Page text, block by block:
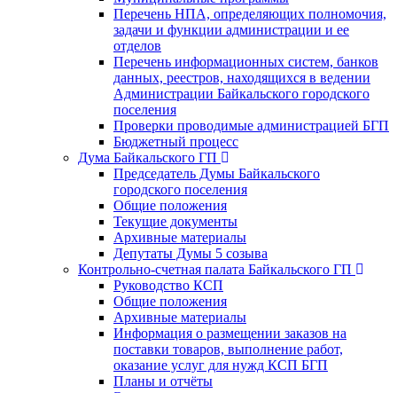
Перечень НПА, определяющих полномочия,
задачи и функции администрации и ее
отделов
Перечень информационных систем, банков
данных, реестров, находящихся в ведении
Администрации Байкальского городского
поселения
Проверки проводимые администрацией БГП
Бюджетный процесс
Дума Байкальского ГП
Председатель Думы Байкальского
городского поселения
Общие положения
Текущие документы
Архивные материалы
Депутаты Думы 5 созыва
Контрольно-счетная палата Байкальского ГП
Руководство КСП
Общие положения
Архивные материалы
Информация о размещении заказов на
поставки товаров, выполнение работ,
оказание услуг для нужд КСП БГП
Планы и отчёты